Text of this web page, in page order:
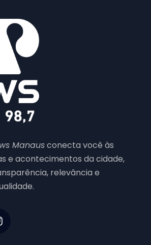
Manausconecta você às
e acontecimentos da cidade,
relevância e